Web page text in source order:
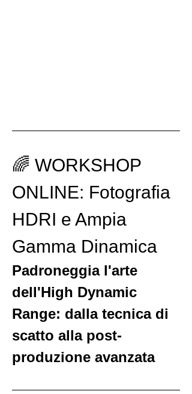
🌈 WORKSHOP
ONLINE: Fotografia
HDRI e Ampia
Gamma Dinamica
Padroneggia l'arte
dell'High Dynamic
Range: dalla tecnica di
scatto alla post-
produzione avanzata